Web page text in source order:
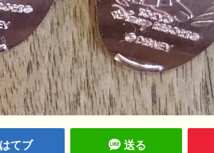
はてブ 送る